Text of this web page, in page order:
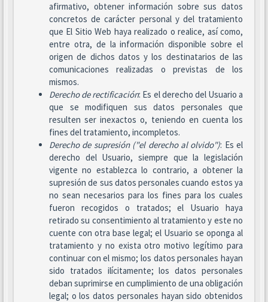
afirmativo, obtener información sobre sus datos
concretos de carácter personal y del tratamiento
que El Sitio Web haya realizado o realice, así como,
entre otra, de la información disponible sobre el
origen de dichos datos y los destinatarios de las
comunicaciones realizadas o previstas de los
mismos.
Derecho de rectificación: Es el derecho del Usuario a
que se modifiquen sus datos personales que
resulten ser inexactos o, teniendo en cuenta los
fines del tratamiento, incompletos.
Derecho de supresión ("el derecho al olvido"): Es el
derecho del Usuario, siempre que la legislación
vigente no establezca lo contrario, a obtener la
supresión de sus datos personales cuando estos ya
no sean necesarios para los fines para los cuales
fueron recogidos o tratados; el Usuario haya
retirado su consentimiento al tratamiento y este no
cuente con otra base legal; el Usuario se oponga al
tratamiento y no exista otro motivo legítimo para
continuar con el mismo; los datos personales hayan
sido tratados ilícitamente; los datos personales
deban suprimirse en cumplimiento de una obligación
legal; o los datos personales hayan sido obtenidos